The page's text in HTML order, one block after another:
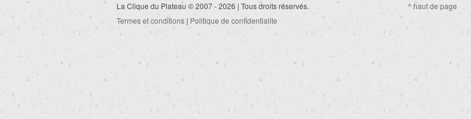
La Clique du Plateau © 2007 - 2026 | Tous droits réservés.
Termes et conditions | Politique de confidentialite
^ haut de page